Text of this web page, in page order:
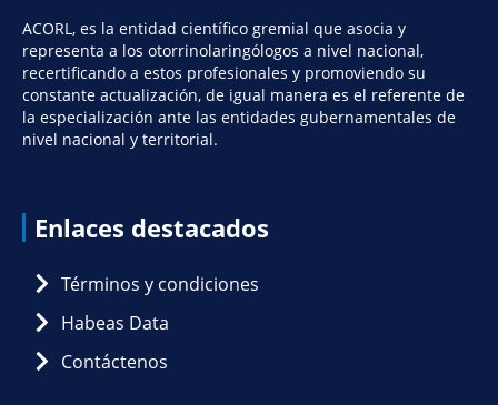
ACORL, es la entidad científico gremial que asocia y
representa a los otorrinolaringólogos a nivel nacional,
recertificando a estos profesionales y promoviendo su
constante actualización, de igual manera es el referente de
la especialización ante las entidades gubernamentales de
nivel nacional y territorial.
Enlaces destacados
Términos y condiciones
Habeas Data
Contáctenos